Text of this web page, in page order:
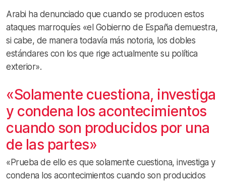
Arabi ha denunciado que cuando se producen estos
ataques marroquíes «el Gobierno de España demuestra,
si cabe, de manera todavía más notoria, los dobles
estándares con los que rige actualmente su política
exterior».
«Solamente cuestiona, investiga
y condena los acontecimientos
cuando son producidos por una
de las partes»
«Prueba de ello es que solamente cuestiona, investiga y
condena los acontecimientos cuando son producidos